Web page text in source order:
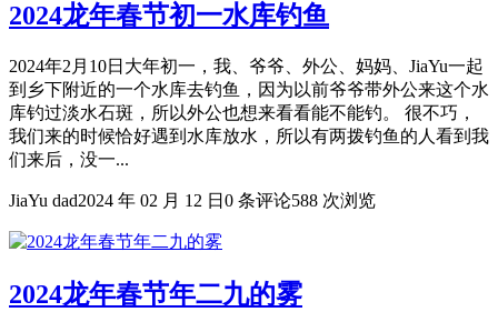
2024龙年春节初一水库钓鱼
2024年2月10日大年初一，我、爷爷、外公、妈妈、JiaYu一起
到乡下附近的一个水库去钓鱼，因为以前爷爷带外公来这个水
库钓过淡水石斑，所以外公也想来看看能不能钓。 很不巧，
我们来的时候恰好遇到水库放水，所以有两拨钓鱼的人看到我
们来后，没一...
JiaYu dad2024 年 02 月 12 日 0 条评论588 次浏览
2024龙年春节年二九的雾